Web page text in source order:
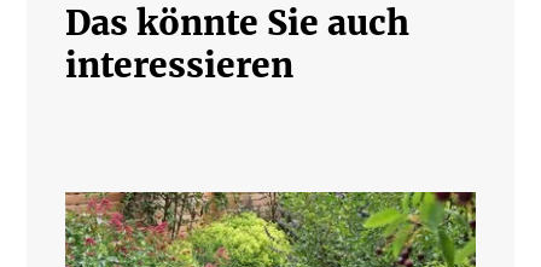
Das könnte Sie auch
interessieren